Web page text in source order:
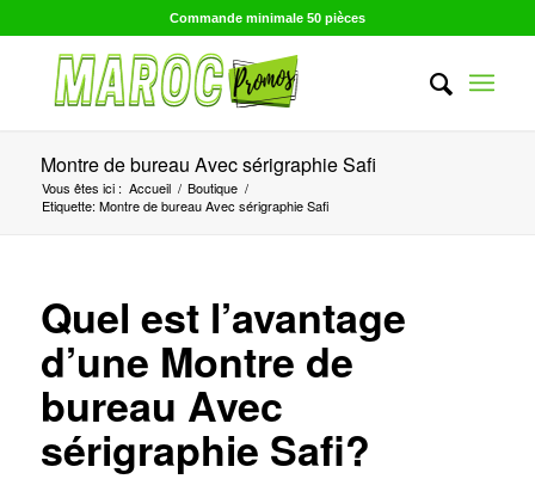
Commande minimale 50 pièces
Montre de bureau Avec sérigraphie Safi
Vous êtes ici : Accueil / Boutique /
Etiquette: Montre de bureau Avec sérigraphie Safi
Quel est l’avantage
d’une Montre de
bureau Avec
sérigraphie Safi?